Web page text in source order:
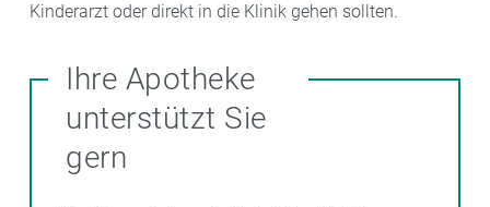
Kinderarzt oder direkt in die Klinik gehen sollten.
Ihre Apotheke
unterstützt Sie
gern